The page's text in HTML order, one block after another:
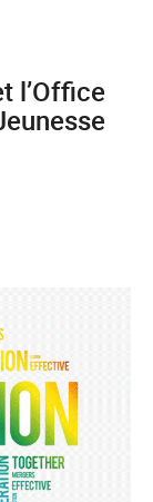
l’Office